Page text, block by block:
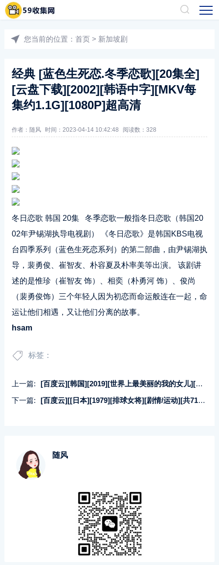
您当前的位置： 首页 > 新加坡剧
经典 [蓝色生死恋.冬季恋歌][20集全]
[云盘下载][2002][韩语中字][MKV每
集约1.1G][1080P]超高清
作者：随风 时间：2023-04-14 10:42:48 阅读数： 328
冬日恋歌 韩国 20集 冬季恋歌一般指冬日恋歌（韩国20
02年尹锡湖执导电视剧） 《冬日恋歌》是韩国KBS电视
台四季系列（蓝色生死恋系列）的第二部曲，由尹锡湖执
导，裴勇俊、崔智友、朴容夏及朴率美等出演。 该剧讲
述的是惟珍（崔智友 饰）、相奕（朴勇河 饰）、俊尚
（裴勇俊饰）三个年轻人因为初恋而命运般连在一起，命
运让他们相遇，又让他们分离的故事。
hsam
标签：
上一篇:
[百度云][韩国][2019][世界上最美丽的我的女儿][剧情/家庭][共82集][国韩双语/繁中][mkv/1.2GB][1080p/无台标]
下一篇:
[百度云][[日本][1979][排球女将][剧情/运动][共71集][中文字幕中日双语][VOB/东映DVD9/7碟][55.05G]
随风